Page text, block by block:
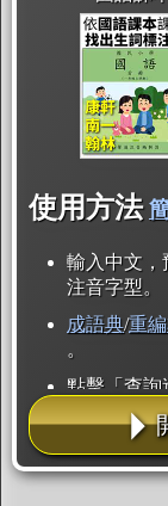
使用方法
輸入中文，
注音字型。
成語典/重
。
點擊「查詢
點「部首」
辭典解釋的
用手動重複